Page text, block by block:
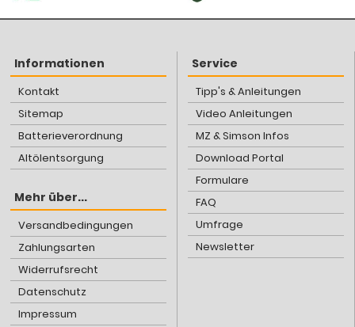
Informationen
Kontakt
Sitemap
Batterieverordnung
Altölentsorgung
Mehr über...
Versandbedingungen
Zahlungsarten
Widerrufsrecht
Datenschutz
Impressum
Service
Tipp's & Anleitungen
Video Anleitungen
MZ & Simson Infos
Download Portal
Formulare
FAQ
Umfrage
Newsletter